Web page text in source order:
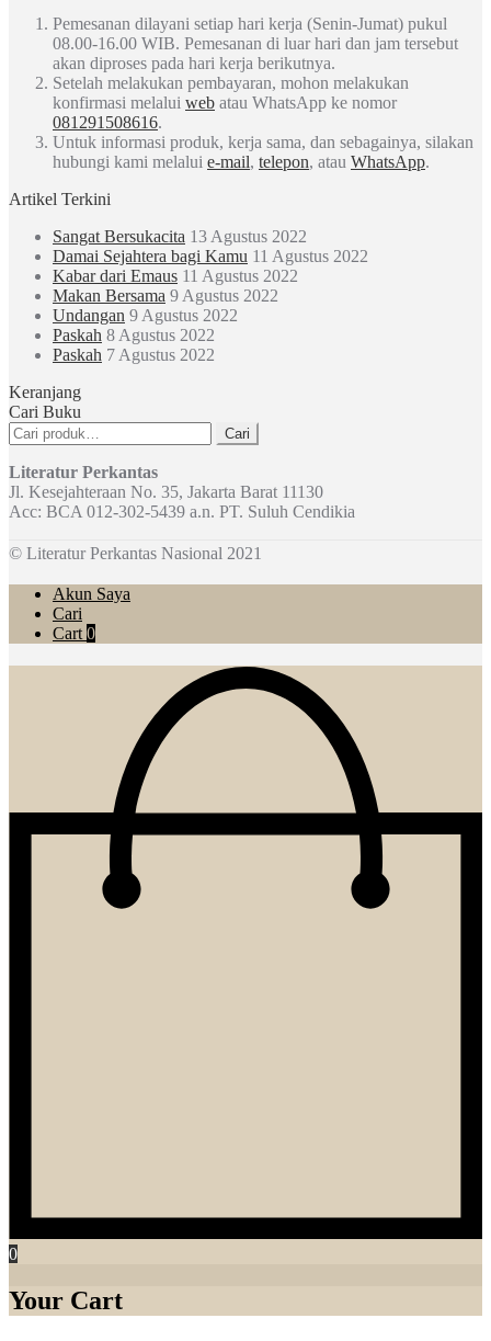
Pemesanan dilayani setiap hari kerja (Senin-Jumat) pukul
08.00-16.00 WIB. Pemesanan di luar hari dan jam tersebut
akan diproses pada hari kerja berikutnya.
Setelah melakukan pembayaran, mohon melakukan
konfirmasi melalui web atau WhatsApp ke nomor
081291508616.
Untuk informasi produk, kerja sama, dan sebagainya, silakan
hubungi kami melalui e-mail, telepon, atau WhatsApp.
Artikel Terkini
Sangat Bersukacita 13 Agustus 2022
Damai Sejahtera bagi Kamu 11 Agustus 2022
Kabar dari Emaus 11 Agustus 2022
Makan Bersama 9 Agustus 2022
Undangan 9 Agustus 2022
Paskah 8 Agustus 2022
Paskah 7 Agustus 2022
Keranjang
Cari Buku
Pencarian
untuk:
Cari
Literatur Perkantas
Jl. Kesejahteraan No. 35, Jakarta Barat 11130
Acc: BCA 012-302-5439 a.n. PT. Suluh Cendikia
© Literatur Perkantas Nasional 2021
Akun Saya
Cari
Cart 0
0
Your Cart